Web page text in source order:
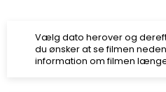
Vælg dato herover og
du ønsker at se filmen
information om filmen